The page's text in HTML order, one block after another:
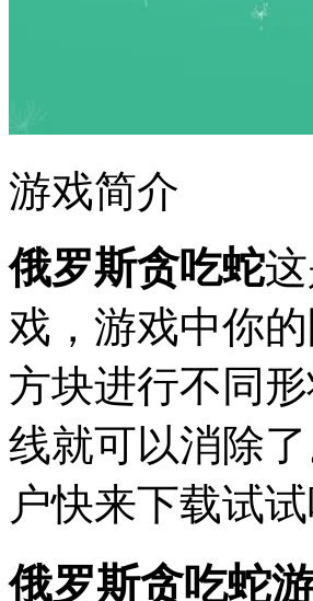
游戏简介
俄罗斯贪吃蛇
戏，游戏中你
方块进行不同
线就可以消除
户快来下载试试
俄罗斯贪吃蛇